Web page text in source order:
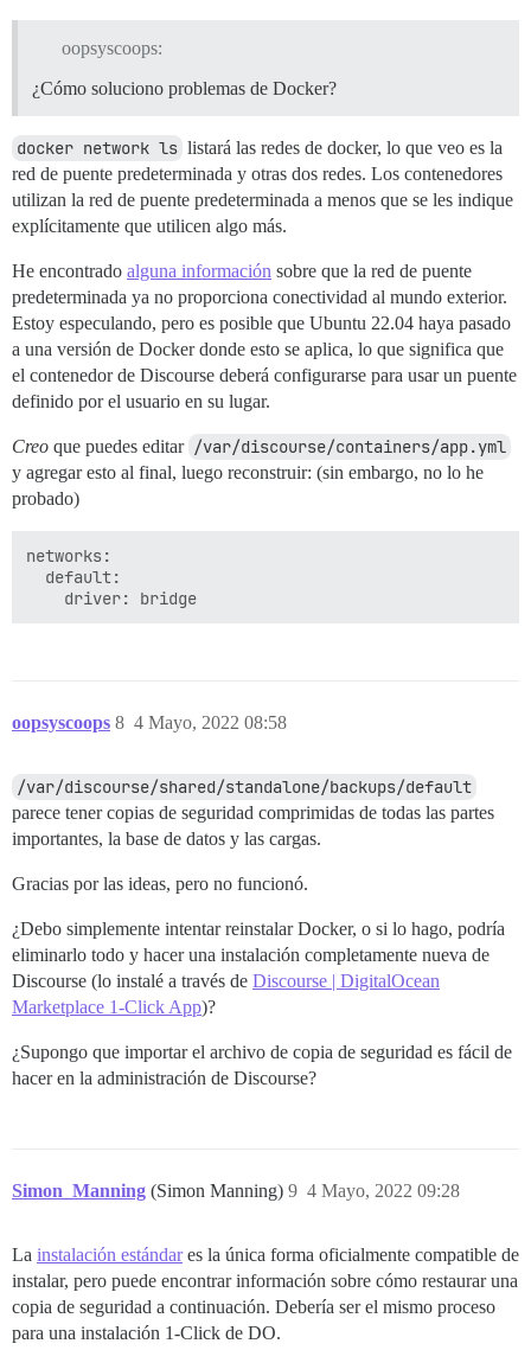
oopsyscoops:
¿Cómo soluciono problemas de Docker?
docker network ls listará las redes de docker, lo que veo es la
red de puente predeterminada y otras dos redes. Los contenedores
utilizan la red de puente predeterminada a menos que se les indique
explícitamente que utilicen algo más.
He encontrado alguna información sobre que la red de puente
predeterminada ya no proporciona conectividad al mundo exterior.
Estoy especulando, pero es posible que Ubuntu 22.04 haya pasado
a una versión de Docker donde esto se aplica, lo que significa que
el contenedor de Discourse deberá configurarse para usar un puente
definido por el usuario en su lugar.
Creo que puedes editar /var/discourse/containers/app.yml
y agregar esto al final, luego reconstruir: (sin embargo, no lo he
probado)
networks:
  default:
oopsyscoops 4 Mayo, 2022 08:58
8
/var/discourse/shared/standalone/backups/default
parece tener copias de seguridad comprimidas de todas las partes
importantes, la base de datos y las cargas.
Gracias por las ideas, pero no funcionó.
¿Debo simplemente intentar reinstalar Docker, o si lo hago, podría
eliminarlo todo y hacer una instalación completamente nueva de
Discourse (lo instalé a través de Discourse | DigitalOcean
Marketplace 1-Click App)?
¿Supongo que importar el archivo de copia de seguridad es fácil de
hacer en la administración de Discourse?
Simon_Manning (Simon Manning) 4 Mayo, 2022 09:28
9
La instalación estándares la única forma oficialmente compatible de
instalar, pero puede encontrar información sobre cómo restaurar una
copia de seguridad a continuación. Debería ser el mismo proceso
para una instalación 1-Click de DO.